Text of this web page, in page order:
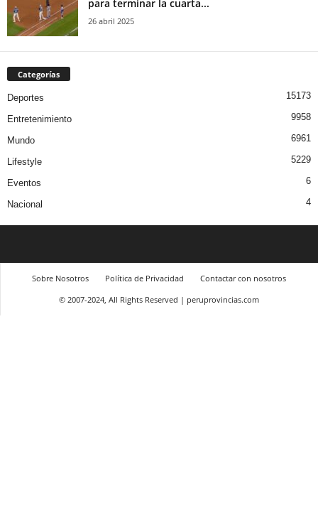
para terminar la cuarta...
26 abril 2025
Categorías
Deportes 15173
Entretenimiento 9958
Mundo 6961
Lifestyle 5229
Eventos 6
Nacional 4
Sobre Nosotros Política de Privacidad
Contactar con nosotros
© 2007-2024, All Rights Reserved | peruprovincias.com